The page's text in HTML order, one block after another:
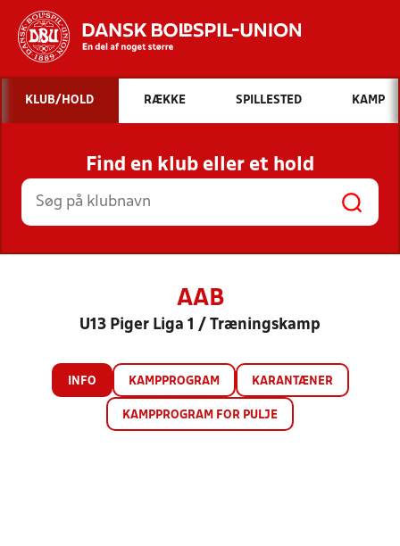
Hvad vil du søge efter?
INDHOLD OG NYHEDER
STILLINGER, RESULTATER, KLUBBER OG
HOLD
KLUB/HOLD RÆKKE SPILLESTED KAMP
Find en klub eller et hold
AAB
U13 Piger Liga 1 / Træningskamp
INFO KAMPPROGRAM KARANTÆNER
KAMPPROGRAM FOR PULJE